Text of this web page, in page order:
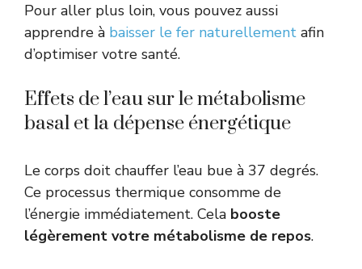
Pour aller plus loin, vous pouvez aussi
apprendre à baisser le fer naturellement afin
d’optimiser votre santé.
Effets de l’eau sur le métabolisme
basal et la dépense énergétique
Le corps doit chauffer l’eau bue à 37 degrés.
Ce processus thermique consomme de
l’énergie immédiatement. Cela booste
légèrement votre métabolisme de repos.